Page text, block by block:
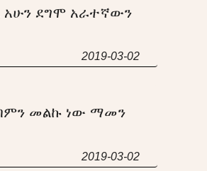
አሁን ደግሞ አራተኛውን
2019-03-02
መልኩ ነው ማመን
2019-03-02